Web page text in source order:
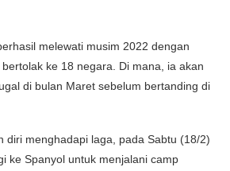
melewati musim 2022 dengan
ke 18 negara. Di mana, ia akan
di bulan Maret sebelum bertanding di
diri menghadapi laga, pada Sabtu (18/2)
ke Spanyol untuk menjalani camp